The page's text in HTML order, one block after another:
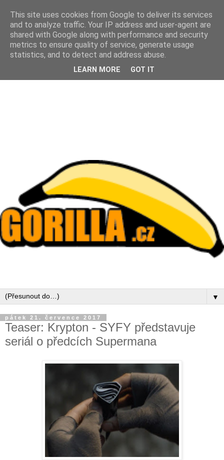
▼
pátek 21. července 2017
Teaser: Krypton - SYFY představuje
seriál o předcích Supermana
This site uses cookies from Google to deliver its services
and to analyze traffic. Your IP address and user-agent are
shared with Google along with performance and security
metrics to ensure quality of service, generate usage
statistics, and to detect and address abuse.
LEARN MORE GOT IT